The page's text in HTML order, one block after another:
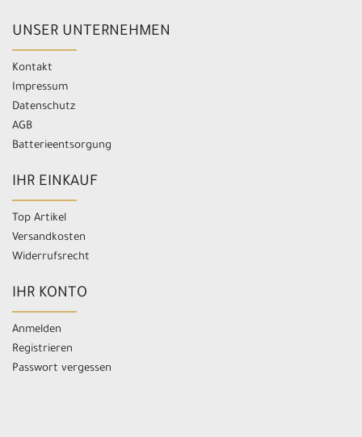
UNSER UNTERNEHMEN
Kontakt
Impressum
Datenschutz
AGB
Batterieentsorgung
IHR EINKAUF
Top Artikel
Versandkosten
Widerrufsrecht
IHR KONTO
Anmelden
Registrieren
Passwort vergessen